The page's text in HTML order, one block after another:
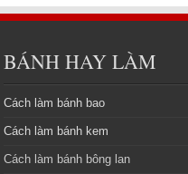
BÁNH HAY LÀM
Cách làm bánh bao
Cách làm bánh kem
Cách làm bánh bông lan